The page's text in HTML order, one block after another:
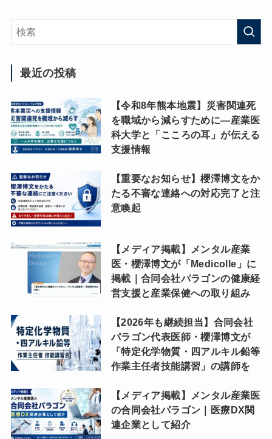
最近の投稿
【令和8年熊本地震】災害関連死
を職域から減らすために―産業医
科大学と「こころの耳」が伝える
支援情報
【重要なお知らせ】櫻澤博文をか
たる不審な連絡への対応完了と注
意喚起
【メディア掲載】メンタル産業
医・櫻澤博文が「Medicolle」に
掲載｜合同会社パラゴンの健康経
営支援と産業保健への取り組み
【2026年も継続担当】合同会社
パラゴン代表医師・櫻澤博文が
「特定化学物質・四アルキル鉛等
作業主任者技能講習」の講師を
【メディア掲載】メンタル産業医
の合同会社パラゴン｜医療DX関
連企業として紹介